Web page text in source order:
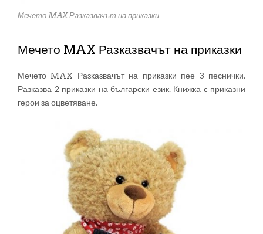
Мечето MAX Разказвачът на приказки
Мечето MAX Разказвачът на приказки
Мечето MAX Разказвачът на приказки пее 3 песнички.
Разказва 2 приказки на български език. Книжка с приказни
герои за оцветяване.